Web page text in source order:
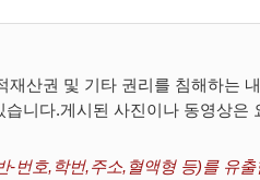
산권 및 기타 권리를 침해하는
니다.게시된 사진이나 동영상은
번호,학번,주소,혈액형 등)를 유